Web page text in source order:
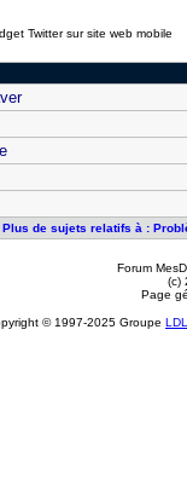
Twitter sur site web mobile
Plus de sujets relatifs à :
Forum
(c)
Page
© 1997-2025 Groupe